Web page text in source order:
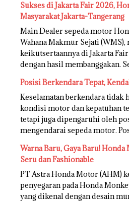
Sukses di Jakarta Fair 2026,
Masyarakat Jakarta-Tangerang
Main Dealer sepeda motor
Wahana Makmur Sejati (WMS),
keikutsertaannya di Jakarta
dengan hasil membanggakan.
Posisi Berkendara Tepat,
Keselamatan berkendara tidak
kondisi motor dan kepatuhan
tetapi juga dipengaruhi oleh
mengendarai sepeda motor.
Warna Baru, Gaya Baru!
Seru dan Fashionable
PT Astra Honda Motor (AHM)
penyegaran pada Honda
yang dikenal dengan desain